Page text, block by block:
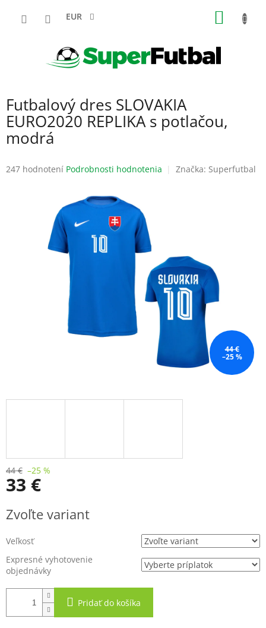
EUR
Futbalový dres SLOVAKIA
EURO2020 REPLIKA s potlačou,
modrá
Priemerné
hviezdičiek.
247 hodnotení Podrobnosti hodnotenia Značka: Superfutbal
44 €
–25 %
44 € –25 %
33 €
cena:
Zvoľte variant
Veľkosť
Expresné vyhotovenie
objednávky
Pridať do košíka